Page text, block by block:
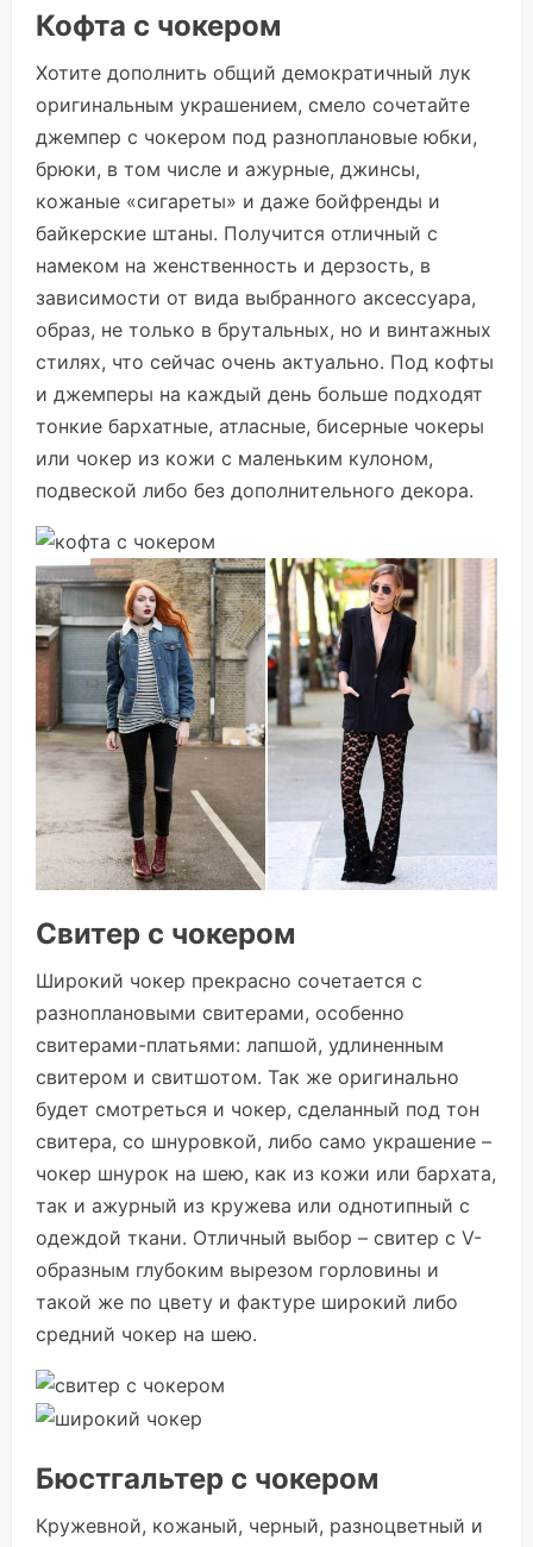
Кофта с чокером
Хотите дополнить общий демократичный лук
оригинальным украшением, смело сочетайте
джемпер с чокером под разноплановые юбки,
брюки, в том числе и ажурные, джинсы,
кожаные «сигареты» и даже бойфренды и
байкерские штаны. Получится отличный с
намеком на женственность и дерзость, в
зависимости от вида выбранного аксессуара,
образ, не только в брутальных, но и винтажных
стилях, что сейчас очень актуально. Под кофты
и джемперы на каждый день больше подходят
тонкие бархатные, атласные, бисерные чокеры
или чокер из кожи с маленьким кулоном,
подвеской либо без дополнительного декора.
Свитер с чокером
Широкий чокер прекрасно сочетается с
разноплановыми свитерами, особенно
свитерами-платьями: лапшой, удлиненным
свитером и свитшотом. Так же оригинально
будет смотреться и чокер, сделанный под тон
свитера, со шнуровкой, либо само украшение –
чокер шнурок на шею, как из кожи или бархата,
так и ажурный из кружева или однотипный с
одеждой ткани. Отличный выбор – свитер с V-
образным глубоким вырезом горловины и
такой же по цвету и фактуре широкий либо
средний чокер на шею.
Бюстгальтер с чокером
Кружевной, кожаный, черный, разноцветный и